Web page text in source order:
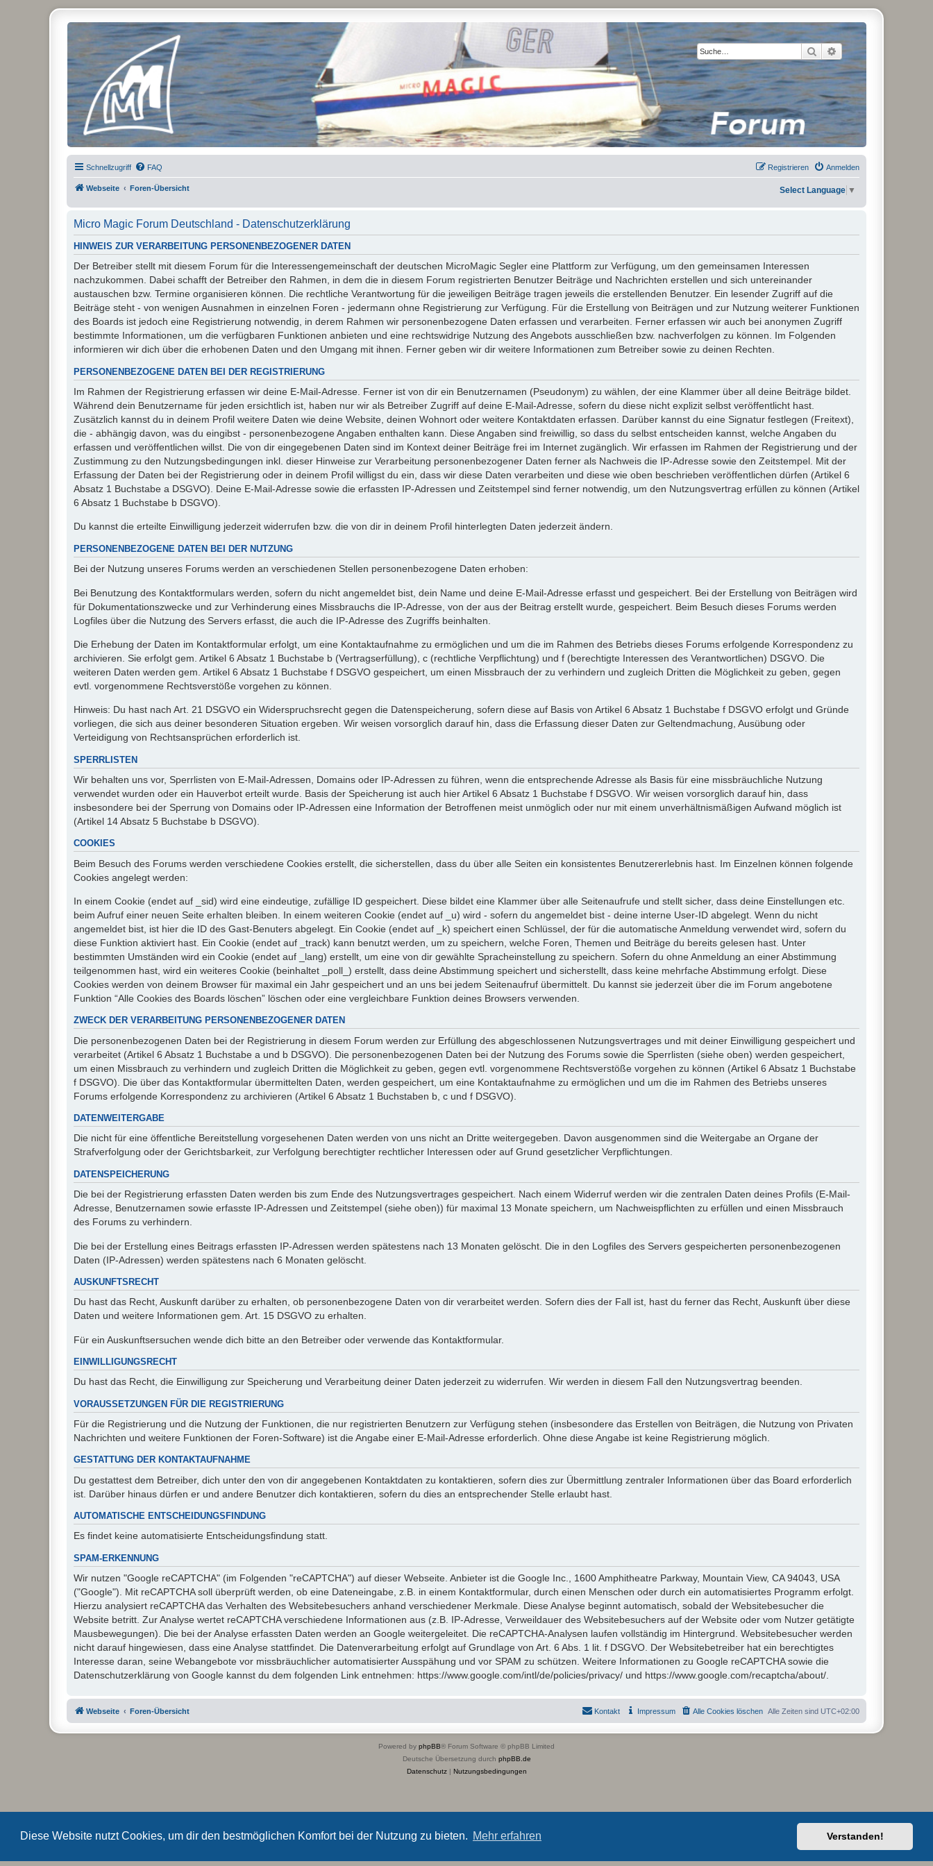
Diese Website nutzt Cookies, um dir den bestmöglichen Komfort bei der Nutzung zu bieten. Mehr erfahren Verstanden!
Suche Erweiterte Suche
Micro Magic Forum Deutschland
Schnellzugriff FAQ Anmelden
Registrieren
Webseite Foren-Übersicht Select Language ▼
Micro Magic Forum Deutschland - Datenschutzerklärung
HINWEIS ZUR VERARBEITUNG PERSONENBEZOGENER DATEN
Der Betreiber stellt mit diesem Forum für die Interessengemeinschaft der deutschen MicroMagic Segler eine Plattform zur Verfügung, um den gemeinsamen Interessen
nachzukommen. Dabei schafft der Betreiber den Rahmen, in dem die in diesem Forum registrierten Benutzer Beiträge und Nachrichten erstellen und sich untereinander
austauschen bzw. Termine organisieren können. Die rechtliche Verantwortung für die jeweiligen Beiträge tragen jeweils die erstellenden Benutzer. Ein lesender Zugriff auf die
Beiträge steht - von wenigen Ausnahmen in einzelnen Foren - jedermann ohne Registrierung zur Verfügung. Für die Erstellung von Beiträgen und zur Nutzung weiterer Funktionen
des Boards ist jedoch eine Registrierung notwendig, in derem Rahmen wir personenbezogene Daten erfassen und verarbeiten. Ferner erfassen wir auch bei anonymen Zugriff
bestimmte Informationen, um die verfügbaren Funktionen anbieten und eine rechtswidrige Nutzung des Angebots ausschließen bzw. nachverfolgen zu können. Im Folgenden
informieren wir dich über die erhobenen Daten und den Umgang mit ihnen. Ferner geben wir dir weitere Informationen zum Betreiber sowie zu deinen Rechten.
PERSONENBEZOGENE DATEN BEI DER REGISTRIERUNG
Im Rahmen der Registrierung erfassen wir deine E-Mail-Adresse. Ferner ist von dir ein Benutzernamen (Pseudonym) zu wählen, der eine Klammer über all deine Beiträge bildet.
Während dein Benutzername für jeden ersichtlich ist, haben nur wir als Betreiber Zugriff auf deine E-Mail-Adresse, sofern du diese nicht explizit selbst veröffentlicht hast.
Zusätzlich kannst du in deinem Profil weitere Daten wie deine Website, deinen Wohnort oder weitere Kontaktdaten erfassen. Darüber kannst du eine Signatur festlegen (Freitext),
die - abhängig davon, was du eingibst - personenbezogene Angaben enthalten kann. Diese Angaben sind freiwillig, so dass du selbst entscheiden kannst, welche Angaben du
erfassen und veröffentlichen willst. Die von dir eingegebenen Daten sind im Kontext deiner Beiträge frei im Internet zugänglich. Wir erfassen im Rahmen der Registrierung und der
Zustimmung zu den Nutzungsbedingungen inkl. dieser Hinweise zur Verarbeitung personenbezogener Daten ferner als Nachweis die IP-Adresse sowie den Zeitstempel. Mit der
Erfassung der Daten bei der Registrierung oder in deinem Profil willigst du ein, dass wir diese Daten verarbeiten und diese wie oben beschrieben veröffentlichen dürfen (Artikel 6
Absatz 1 Buchstabe a DSGVO). Deine E-Mail-Adresse sowie die erfassten IP-Adressen und Zeitstempel sind ferner notwendig, um den Nutzungsvertrag erfüllen zu können (Artikel
6 Absatz 1 Buchstabe b DSGVO).
Du kannst die erteilte Einwilligung jederzeit widerrufen bzw. die von dir in deinem Profil hinterlegten Daten jederzeit ändern.
PERSONENBEZOGENE DATEN BEI DER NUTZUNG
Bei der Nutzung unseres Forums werden an verschiedenen Stellen personenbezogene Daten erhoben:
Bei Benutzung des Kontaktformulars werden, sofern du nicht angemeldet bist, dein Name und deine E-Mail-Adresse erfasst und gespeichert. Bei der Erstellung von Beiträgen wird
für Dokumentationszwecke und zur Verhinderung eines Missbrauchs die IP-Adresse, von der aus der Beitrag erstellt wurde, gespeichert. Beim Besuch dieses Forums werden
Logfiles über die Nutzung des Servers erfasst, die auch die IP-Adresse des Zugriffs beinhalten.
Die Erhebung der Daten im Kontaktformular erfolgt, um eine Kontaktaufnahme zu ermöglichen und um die im Rahmen des Betriebs dieses Forums erfolgende Korrespondenz zu
archivieren. Sie erfolgt gem. Artikel 6 Absatz 1 Buchstabe b (Vertragserfüllung), c (rechtliche Verpflichtung) und f (berechtigte Interessen des Verantwortlichen) DSGVO. Die
weiteren Daten werden gem. Artikel 6 Absatz 1 Buchstabe f DSGVO gespeichert, um einen Missbrauch der zu verhindern und zugleich Dritten die Möglichkeit zu geben, gegen
evtl. vorgenommene Rechtsverstöße vorgehen zu können.
Hinweis: Du hast nach Art. 21 DSGVO ein Widerspruchsrecht gegen die Datenspeicherung, sofern diese auf Basis von Artikel 6 Absatz 1 Buchstabe f DSGVO erfolgt und Gründe
vorliegen, die sich aus deiner besonderen Situation ergeben. Wir weisen vorsorglich darauf hin, dass die Erfassung dieser Daten zur Geltendmachung, Ausübung oder
Verteidigung von Rechtsansprüchen erforderlich ist.
SPERRLISTEN
Wir behalten uns vor, Sperrlisten von E-Mail-Adressen, Domains oder IP-Adressen zu führen, wenn die entsprechende Adresse als Basis für eine missbräuchliche Nutzung
verwendet wurden oder ein Hauverbot erteilt wurde. Basis der Speicherung ist auch hier Artikel 6 Absatz 1 Buchstabe f DSGVO. Wir weisen vorsorglich darauf hin, dass
insbesondere bei der Sperrung von Domains oder IP-Adressen eine Information der Betroffenen meist unmöglich oder nur mit einem unverhältnismäßigen Aufwand möglich ist
(Artikel 14 Absatz 5 Buchstabe b DSGVO).
COOKIES
Beim Besuch des Forums werden verschiedene Cookies erstellt, die sicherstellen, dass du über alle Seiten ein konsistentes Benutzererlebnis hast. Im Einzelnen können folgende
Cookies angelegt werden:
In einem Cookie (endet auf _sid) wird eine eindeutige, zufällige ID gespeichert. Diese bildet eine Klammer über alle Seitenaufrufe und stellt sicher, dass deine Einstellungen etc.
beim Aufruf einer neuen Seite erhalten bleiben. In einem weiteren Cookie (endet auf _u) wird - sofern du angemeldet bist - deine interne User-ID abgelegt. Wenn du nicht
angemeldet bist, ist hier die ID des Gast-Benuters abgelegt. Ein Cookie (endet auf _k) speichert einen Schlüssel, der für die automatische Anmeldung verwendet wird, sofern du
diese Funktion aktiviert hast. Ein Cookie (endet auf _track) kann benutzt werden, um zu speichern, welche Foren, Themen und Beiträge du bereits gelesen hast. Unter
bestimmten Umständen wird ein Cookie (endet auf _lang) erstellt, um eine von dir gewählte Spracheinstellung zu speichern. Sofern du ohne Anmeldung an einer Abstimmung
teilgenommen hast, wird ein weiteres Cookie (beinhaltet _poll_) erstellt, dass deine Abstimmung speichert und sicherstellt, dass keine mehrfache Abstimmung erfolgt. Diese
Cookies werden von deinem Browser für maximal ein Jahr gespeichert und an uns bei jedem Seitenaufruf übermittelt. Du kannst sie jederzeit über die im Forum angebotene
Funktion “Alle Cookies des Boards löschen” löschen oder eine vergleichbare Funktion deines Browsers verwenden.
ZWECK DER VERARBEITUNG PERSONENBEZOGENER DATEN
Die personenbezogenen Daten bei der Registrierung in diesem Forum werden zur Erfüllung des abgeschlossenen Nutzungsvertrages und mit deiner Einwilligung gespeichert und
verarbeitet (Artikel 6 Absatz 1 Buchstabe a und b DSGVO). Die personenbezogenen Daten bei der Nutzung des Forums sowie die Sperrlisten (siehe oben) werden gespeichert,
um einen Missbrauch zu verhindern und zugleich Dritten die Möglichkeit zu geben, gegen evtl. vorgenommene Rechtsverstöße vorgehen zu können (Artikel 6 Absatz 1 Buchstabe
f DSGVO). Die über das Kontaktformular übermittelten Daten, werden gespeichert, um eine Kontaktaufnahme zu ermöglichen und um die im Rahmen des Betriebs unseres
Forums erfolgende Korrespondenz zu archivieren (Artikel 6 Absatz 1 Buchstaben b, c und f DSGVO).
DATENWEITERGABE
Die nicht für eine öffentliche Bereitstellung vorgesehenen Daten werden von uns nicht an Dritte weitergegeben. Davon ausgenommen sind die Weitergabe an Organe der
Strafverfolgung oder der Gerichtsbarkeit, zur Verfolgung berechtigter rechtlicher Interessen oder auf Grund gesetzlicher Verpflichtungen.
DATENSPEICHERUNG
Die bei der Registrierung erfassten Daten werden bis zum Ende des Nutzungsvertrages gespeichert. Nach einem Widerruf werden wir die zentralen Daten deines Profils (E-Mail-
Adresse, Benutzernamen sowie erfasste IP-Adressen und Zeitstempel (siehe oben)) für maximal 13 Monate speichern, um Nachweispflichten zu erfüllen und einen Missbrauch
des Forums zu verhindern.
Die bei der Erstellung eines Beitrags erfassten IP-Adressen werden spätestens nach 13 Monaten gelöscht. Die in den Logfiles des Servers gespeicherten personenbezogenen
Daten (IP-Adressen) werden spätestens nach 6 Monaten gelöscht.
AUSKUNFTSRECHT
Du hast das Recht, Auskunft darüber zu erhalten, ob personenbezogene Daten von dir verarbeitet werden. Sofern dies der Fall ist, hast du ferner das Recht, Auskunft über diese
Daten und weitere Informationen gem. Art. 15 DSGVO zu erhalten.
Für ein Auskunftsersuchen wende dich bitte an den Betreiber oder verwende das Kontaktformular.
EINWILLIGUNGSRECHT
Du hast das Recht, die Einwilligung zur Speicherung und Verarbeitung deiner Daten jederzeit zu widerrufen. Wir werden in diesem Fall den Nutzungsvertrag beenden.
VORAUSSETZUNGEN FÜR DIE REGISTRIERUNG
Für die Registrierung und die Nutzung der Funktionen, die nur registrierten Benutzern zur Verfügung stehen (insbesondere das Erstellen von Beiträgen, die Nutzung von Privaten
Nachrichten und weitere Funktionen der Foren-Software) ist die Angabe einer E-Mail-Adresse erforderlich. Ohne diese Angabe ist keine Registrierung möglich.
GESTATTUNG DER KONTAKTAUFNAHME
Du gestattest dem Betreiber, dich unter den von dir angegebenen Kontaktdaten zu kontaktieren, sofern dies zur Übermittlung zentraler Informationen über das Board erforderlich
ist. Darüber hinaus dürfen er und andere Benutzer dich kontaktieren, sofern du dies an entsprechender Stelle erlaubt hast.
AUTOMATISCHE ENTSCHEIDUNGSFINDUNG
Es findet keine automatisierte Entscheidungsfindung statt.
SPAM-ERKENNUNG
Wir nutzen "Google reCAPTCHA" (im Folgenden "reCAPTCHA") auf dieser Webseite. Anbieter ist die Google Inc., 1600 Amphitheatre Parkway, Mountain View, CA 94043, USA
("Google"). Mit reCAPTCHA soll überprüft werden, ob eine Dateneingabe, z.B. in einem Kontaktformular, durch einen Menschen oder durch ein automatisiertes Programm erfolgt.
Hierzu analysiert reCAPTCHA das Verhalten des Websitebesuchers anhand verschiedener Merkmale. Diese Analyse beginnt automatisch, sobald der Websitebesucher die
Website betritt. Zur Analyse wertet reCAPTCHA verschiedene Informationen aus (z.B. IP-Adresse, Verweildauer des Websitebesuchers auf der Website oder vom Nutzer getätigte
Mausbewegungen). Die bei der Analyse erfassten Daten werden an Google weitergeleitet. Die reCAPTCHA-Analysen laufen vollständig im Hintergrund. Websitebesucher werden
nicht darauf hingewiesen, dass eine Analyse stattfindet. Die Datenverarbeitung erfolgt auf Grundlage von Art. 6 Abs. 1 lit. f DSGVO. Der Websitebetreiber hat ein berechtigtes
Interesse daran, seine Webangebote vor missbräuchlicher automatisierter Ausspähung und vor SPAM zu schützen. Weitere Informationen zu Google reCAPTCHA sowie die
Datenschutzerklärung von Google kannst du dem folgenden Link entnehmen: https://www.google.com/intl/de/policies/privacy/ und https://www.google.com/recaptcha/about/.
Webseite Foren-Übersicht Alle Zeiten sind UTC+02:00
Alle Cookies löschen
Impressum
Kontakt
Powered by phpBB® Forum Software © phpBB Limited
Deutsche Übersetzung durch phpBB.de
Datenschutz| Nutzungsbedingungen